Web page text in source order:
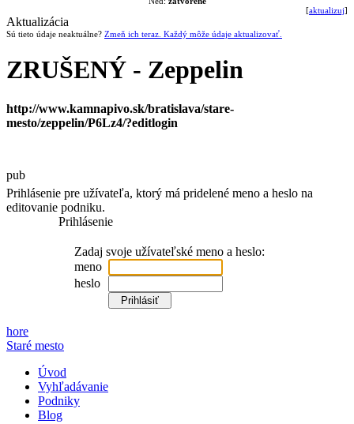
[aktualizuj]
Aktualizácia
Sú tieto údaje neaktuálne? Zmeň ich teraz. Každý môže údaje aktualizovať.
ZRUŠENÝ - Zeppelin
http://www.kamnapivo.sk/bratislava/stare-
mesto/zeppelin/P6Lz4/?editlogin
pub
Prihlásenie pre užívateľa, ktorý má pridelené meno a heslo na
editovanie podniku.
Prihlásenie
Zadaj svoje užívateľské meno a heslo:
meno
heslo
hore
Staré mesto
Úvod
Vyhľadávanie
Podniky
Blog